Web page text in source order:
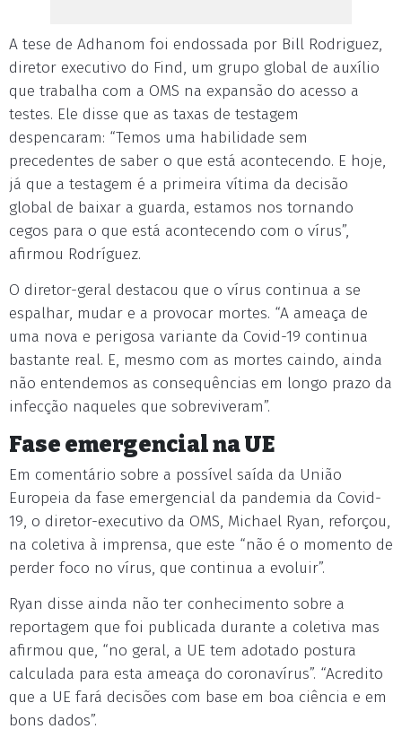
A tese de Adhanom foi endossada por Bill Rodriguez,
diretor executivo do Find, um grupo global de auxílio
que trabalha com a OMS na expansão do acesso a
testes. Ele disse que as taxas de testagem
despencaram: “Temos uma habilidade sem
precedentes de saber o que está acontecendo. E hoje,
já que a testagem é a primeira vítima da decisão
global de baixar a guarda, estamos nos tornando
cegos para o que está acontecendo com o vírus”,
afirmou Rodríguez.
O diretor-geral destacou que o vírus continua a se
espalhar, mudar e a provocar mortes. “A ameaça de
uma nova e perigosa variante da Covid-19 continua
bastante real. E, mesmo com as mortes caindo, ainda
não entendemos as consequências em longo prazo da
infecção naqueles que sobreviveram”.
Fase emergencial na UE
Em comentário sobre a possível saída da União
Europeia da fase emergencial da pandemia da Covid-
19, o diretor-executivo da OMS, Michael Ryan, reforçou,
na coletiva à imprensa, que este “não é o momento de
perder foco no vírus, que continua a evoluir”.
Ryan disse ainda não ter conhecimento sobre a
reportagem que foi publicada durante a coletiva mas
afirmou que, “no geral, a UE tem adotado postura
calculada para esta ameaça do coronavírus”. “Acredito
que a UE fará decisões com base em boa ciência e em
bons dados”.